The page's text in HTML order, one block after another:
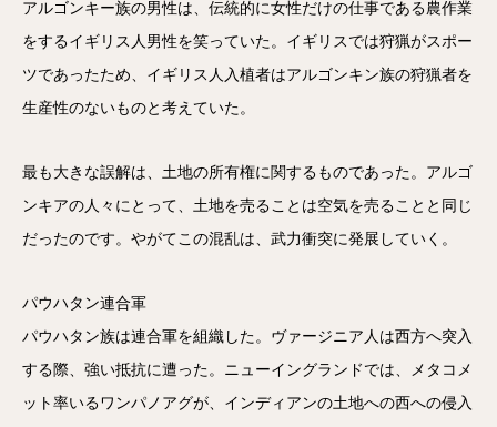
アルゴンキー族の男性は、伝統的に女性だけの仕事である農作業
をするイギリス人男性を笑っていた。イギリスでは狩猟がスポー
ツであったため、イギリス人入植者はアルゴンキン族の狩猟者を
生産性のないものと考えていた。
最も大きな誤解は、土地の所有権に関するものであった。アルゴ
ンキアの人々にとって、土地を売ることは空気を売ることと同じ
だったのです。やがてこの混乱は、武力衝突に発展していく。
パウハタン連合軍
パウハタン族は連合軍を組織した。ヴァージニア人は西方へ突入
する際、強い抵抗に遭った。ニューイングランドでは、メタコメ
ット率いるワンパノアグが、インディアンの土地への西への侵入